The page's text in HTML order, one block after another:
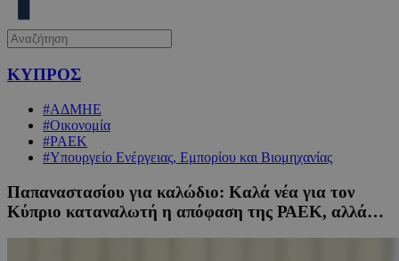
ΚΥΠΡΟΣ
#ΑΔΜΗΕ
#Οικονομία
#ΡΑΕΚ
#Υπουργείο Ενέργειας, Εμπορίου και Βιομηχανίας
Παπαναστασίου για καλώδιο: Καλά νέα για τον
Κύπριο καταναλωτή η απόφαση της ΡΑΕΚ, αλλά…